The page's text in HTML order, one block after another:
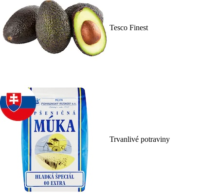
Tesco Finest
Trvanlivé potraviny